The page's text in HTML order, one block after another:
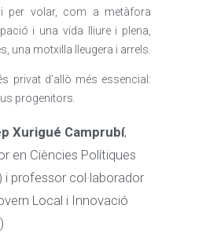
per volar, com a metàfora
i una vida lliure i plena,
una motxilla lleugera i arrels.
privat d’allò més essencial:
progenitors.
Xurigué Camprubí,
en Ciències Polítiques
i professor col·laborador
Local i Innovació